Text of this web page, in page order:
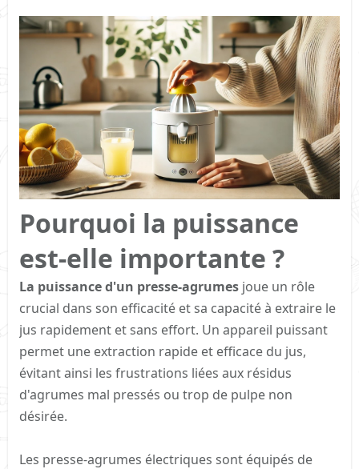
Pourquoi la puissance
est-elle importante ?​
La puissance d'un presse-agrumes joue un rôle
crucial dans son efficacité et sa capacité à extraire le
jus rapidement et sans effort. Un appareil puissant
permet une extraction rapide et efficace du jus,
évitant ainsi les frustrations liées aux résidus
d'agrumes mal pressés ou trop de pulpe non
désirée.
Les presse-agrumes électriques sont équipés de